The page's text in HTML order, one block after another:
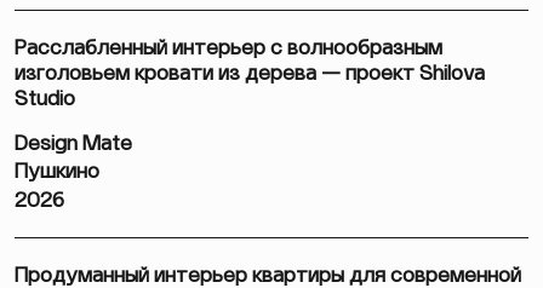
Расслабленный интерьер с волнообразным
изголовьем кровати из дерева — проект Shilova
Studio
Design Mate
Пушкино
2026
Продуманный интерьер квартиры для современной